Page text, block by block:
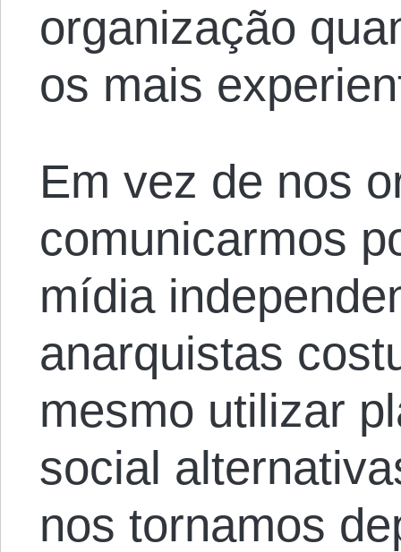
organização
os mais
Em vez de nos
comunicarmos
mídia
anarquistas
mesmo utilizar
social
nos tornamos